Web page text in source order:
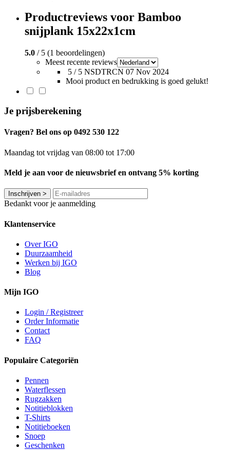
Productreviews voor Bamboo
snijplank 15x22x1cm
5.0 / 5 (1 beoordelingen)
Meest recente reviews
5 / 5 NSDTRCN 07 Nov 2024
Mooi product en bedrukking is goed gelukt!
Je prijsberekening
Vragen? Bel ons op 0492 530 122
Maandag tot vrijdag van 08:00 tot 17:00
Meld je aan voor de nieuwsbrief en ontvang 5% korting
Inschrijven >
Bedankt voor je aanmelding
Klantenservice
Over IGO
Duurzaamheid
Werken bij IGO
Blog
Mijn IGO
Login / Registreer
Order Informatie
Contact
FAQ
Populaire Categoriën
Pennen
Waterflessen
Rugzakken
Notitieblokken
T-Shirts
Notitieboeken
Snoep
Geschenken